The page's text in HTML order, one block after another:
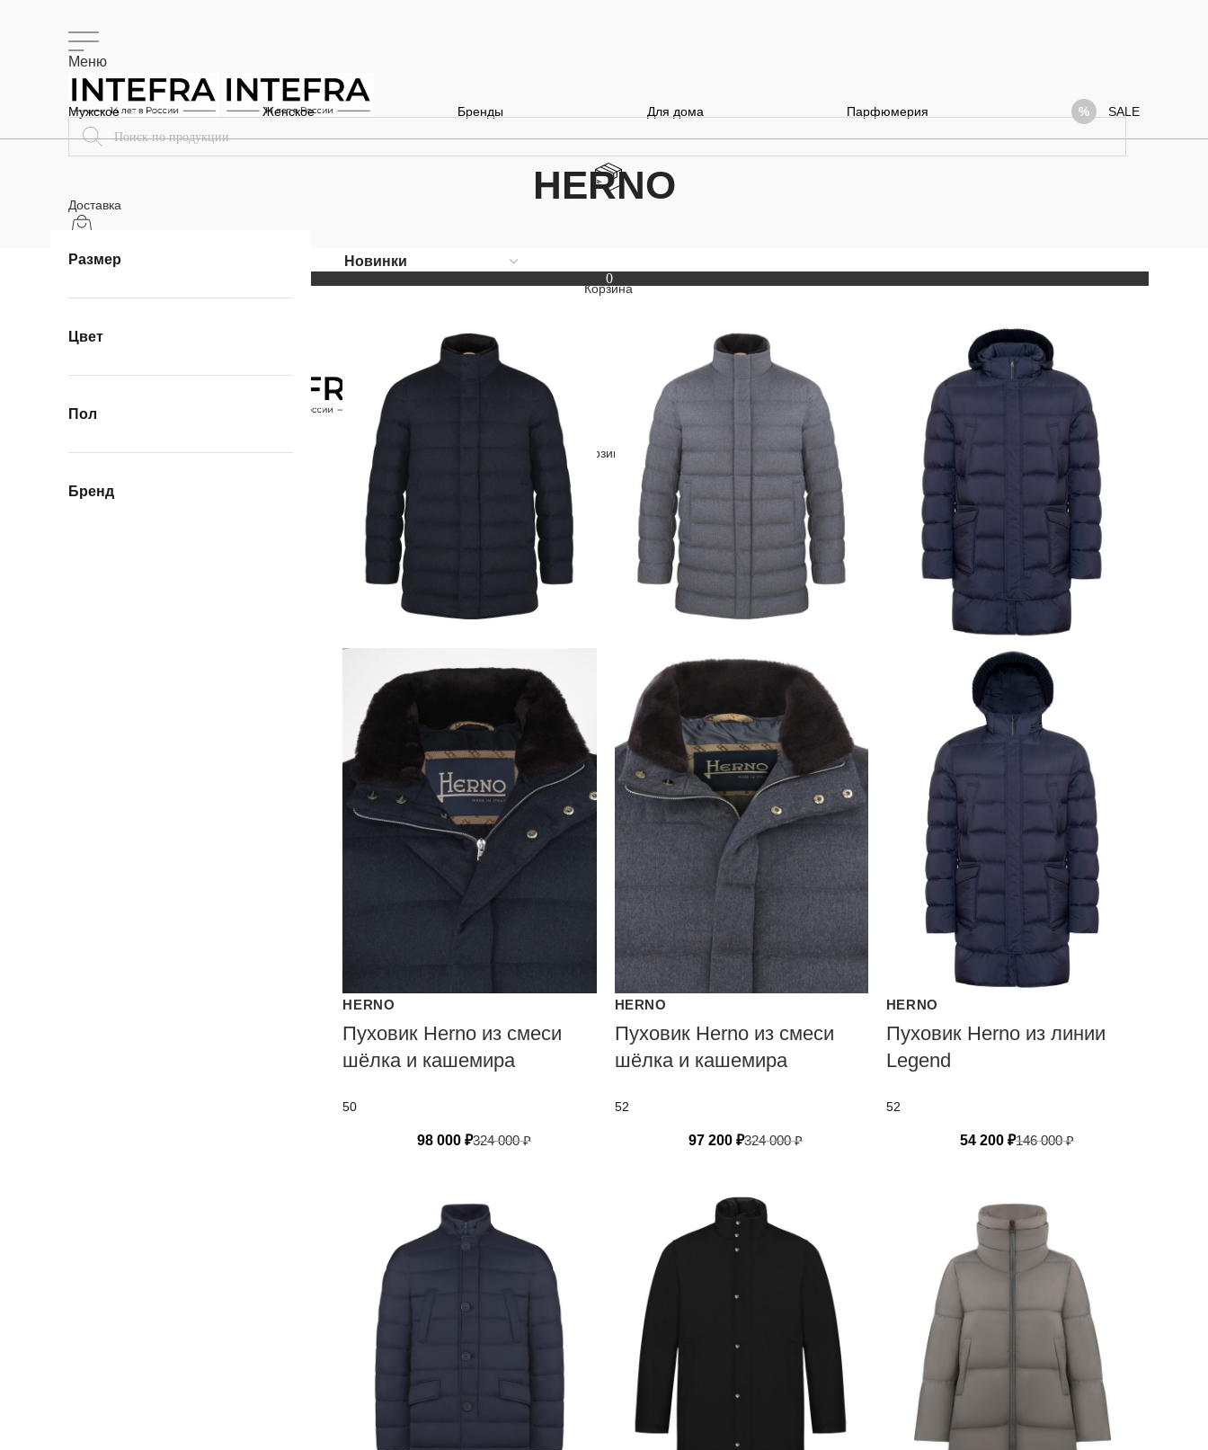
Меню
Доставка
0
Меню
Мужское Женское Бренды Для дома Парфюмерия SALE
HERNO
Размер
Цвет
Пол
Бренд
HERNO
Пуховик Herno из смеси
шёлка и кашемира
50
98 000₽324 000₽
HERNO
Пуховик Herno из смеси
шёлка и кашемира
52
97 200₽324 000₽
HERNO
Пуховик Herno из линии
Legend
52
54 200₽146 000₽